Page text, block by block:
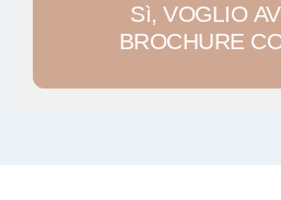
Sì, VOGLIO
BROCHURE